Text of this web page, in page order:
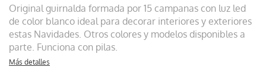
Original guirnalda formada por 15 campanas con luz led
de color blanco ideal para decorar interiores y exteriores
estas Navidades. Otros colores y modelos disponibles a
parte. Funciona con pilas.
Más detalles